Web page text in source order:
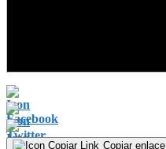
Copiar enlace